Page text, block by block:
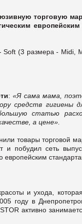
торговую
Soft (3 размера -
: «Я сама мама,
средств гигиены
статью
а цене».
товары торговой
побудил сеть
и ухода,
году в
активно